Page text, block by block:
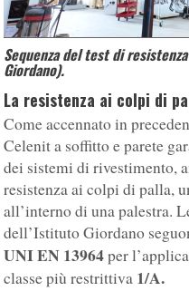
Sequenza del test di
Giordano).
La resistenza ai colpi di
Come accennato in
Celenit a soffitto e parete
dei sistemi di rivestimento,
resistenza ai colpi di palla,
all’interno di una palestra.
dell’Istituto Giordano
UNI EN 13964per
classe più restrittiva 1/A.